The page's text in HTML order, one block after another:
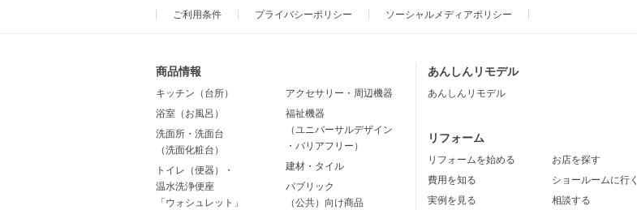
ご利用条件 プライバシーポリシー ソーシャルメディアポリシー
商品情報
キッチン（台所）
浴室（お風呂）
洗面所・洗面台
（洗面化粧台）
トイレ（便器）・
温水洗浄便座
「ウォシュレット」
アクセサリー・周辺機器
福祉機器
（ユニバーサルデザイン
・バリアフリー）
建材・タイル
パブリック
（公共）向け商品
あんしんリモデル
あんしんリモデル
リフォーム
リフォームを始める
費用を知る
実例を見る
お店を探す
ショールームに行く
相談する